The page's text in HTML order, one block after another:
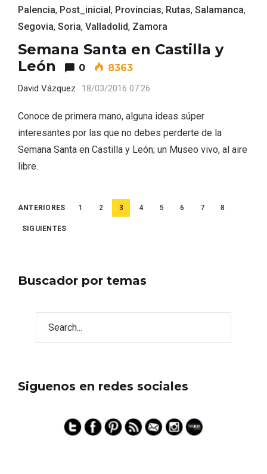
Palencia, Post_inicial, Provincias, Rutas, Salamanca,
Segovia, Soria, Valladolid, Zamora
Semana Santa en Castilla y
León
0 8363
David Vázquez 18/03/2016 07:26
Conoce de primera mano, alguna ideas súper
interesantes por las que no debes perderte de la
Semana Santa en Castilla y León; un Museo vivo, al aire
libre.
Paginación
de
ANTERIORES 1 2 3 4 5 6 7 8
SIGUIENTES
Buscador por temas
Siguenos en redes sociales